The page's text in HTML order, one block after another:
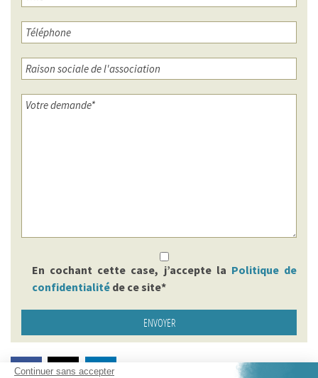
Continuer sans accepter
En cochant cette case, j’accepte la Politique de
confidentialité de ce site*